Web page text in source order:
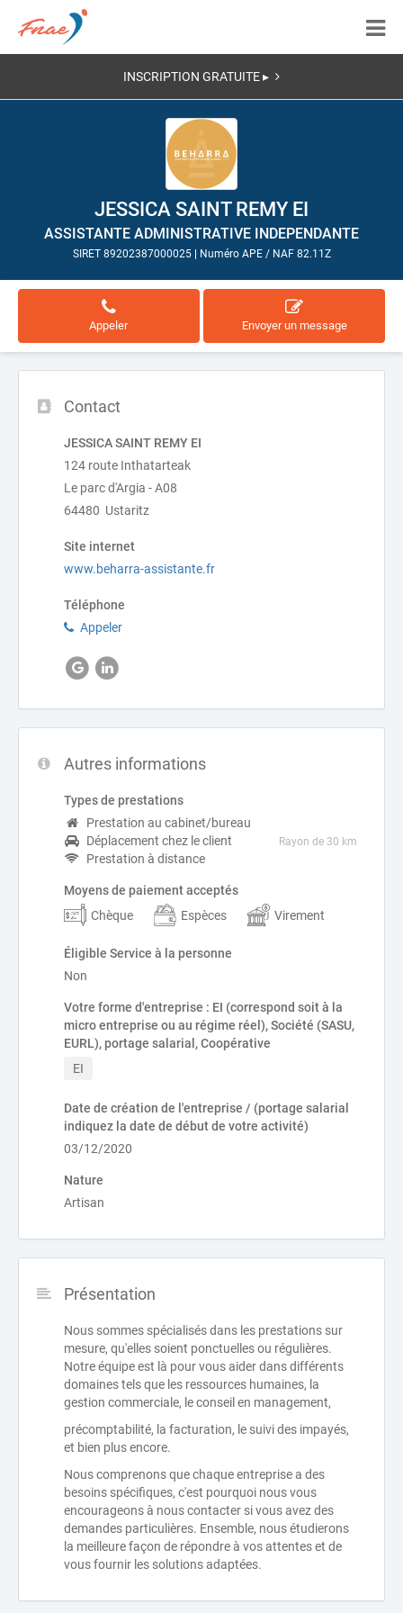
INSCRIPTION GRATUITE ▸
JESSICA SAINT REMY EI
ASSISTANTE ADMINISTRATIVE INDEPENDANTE
SIRET 89202387000025 Numéro APE / NAF 82.11Z
Appeler Envoyer un message
Contact
JESSICA SAINT REMY EI
124 route Inthatarteak
Le parc d'Argia - A08
64480 Ustaritz
Site internet
www.beharra-assistante.fr
Téléphone
Appeler
Autres informations
Types de prestations
Prestation au cabinet/bureau
Déplacement chez le client
Rayon de 30 km
Prestation à distance
Moyens de paiement acceptés
Chèque
Espèces Virement
Éligible Service à la personne
Non
Votre forme d'entreprise : EI (correspond soit à la
micro entreprise ou au régime réel), Société (SASU,
EURL), portage salarial, Coopérative
EI
Date de création de l'entreprise / (portage salarial
indiquez la date de début de votre activité)
03/12/2020
Nature
Artisan
Présentation
Nous sommes spécialisés dans les prestations sur
mesure, qu'elles soient ponctuelles ou régulières.
Notre équipe est là pour vous aider dans différents
domaines tels que les ressources humaines, la
gestion commerciale, le conseil en management,
précomptabilité, la facturation, le suivi des impayés,
et bien plus encore.
Nous comprenons que chaque entreprise a des
besoins spécifiques, c'est pourquoi nous vous
encourageons à nous contacter si vous avez des
demandes particulières. Ensemble, nous étudierons
la meilleure façon de répondre à vos attentes et de
vous fournir les solutions adaptées.